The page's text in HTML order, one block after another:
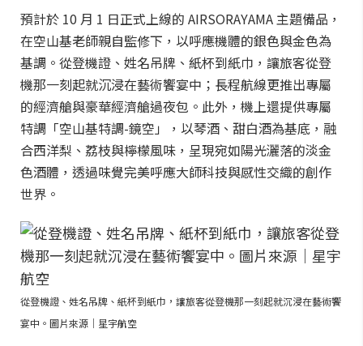
預計於 10 月 1 日正式上線的 AIRSORAYAMA 主題備品，
在空山基老師親自監修下，以呼應機體的銀色與金色為
基調。從登機證、姓名吊牌、紙杯到紙巾，讓旅客從登
機那一刻起就沉浸在藝術饗宴中；長程航線更推出專屬
的經濟艙與豪華經濟艙過夜包。此外，機上還提供專屬
特調「空山基特調-鏡空」，以琴酒、甜白酒為基底，融
合西洋梨、荔枝與檸檬風味，呈現宛如陽光灑落的淡金
色酒體，透過味覺完美呼應大師科技與感性交織的創作
世界。
從登機證、姓名吊牌、紙杯到紙巾，讓旅客從登機那一刻起就沉浸在藝術饗
宴中。圖片來源｜星宇航空